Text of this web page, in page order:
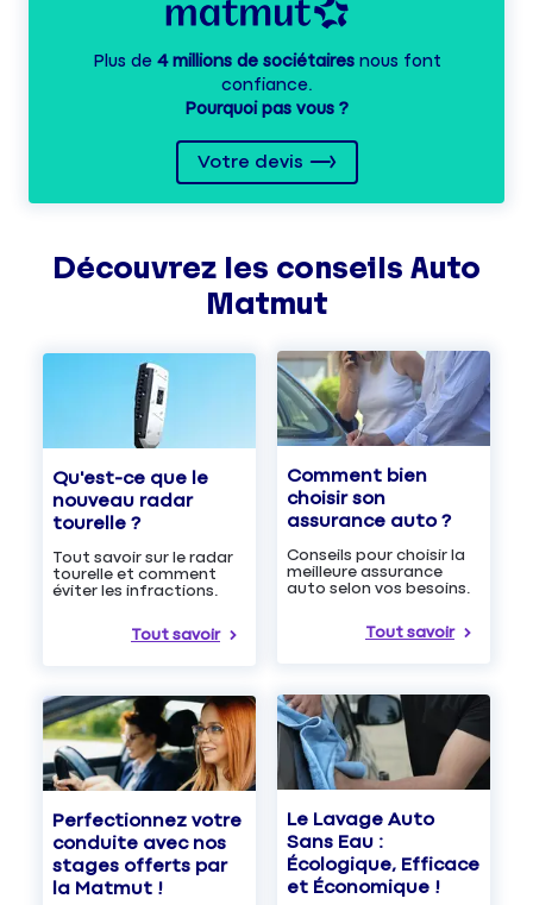
Plus de 4 millions de sociétairesnous font
confiance.
Pourquoi pas vous ?
Votre devis
Découvrez les conseils Auto
Matmut
Qu'est-ce que le
nouveau radar
tourelle ?
Tout savoir sur le radar
tourelle et comment
éviter les infractions.
Tout savoir
Comment bien
choisir son
assurance auto ?
Conseils pour choisir la
meilleure assurance
auto selon vos besoins.
Tout savoir
Perfectionnez votre
conduite avec nos
stages offerts par
la Matmut !
Le Lavage Auto
Sans Eau :
Écologique, Efficace
et Économique !